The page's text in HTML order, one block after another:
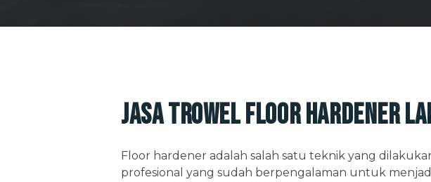
Jasa Trowel Floor Hardener
Floor hardener adalah salah satu teknik yang
profesional yang sudah berpengalaman untuk